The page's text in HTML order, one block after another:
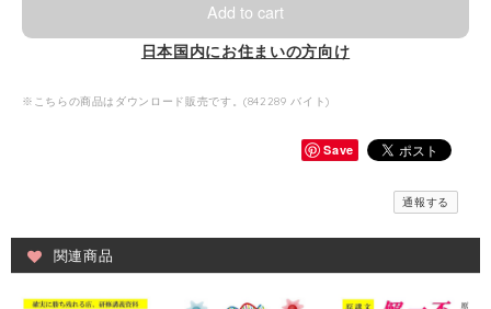
Add to cart
日本国内にお住まいの方向け
※こちらの商品はダウンロード販売です。(842289 バイト)
Save
通報する
関連商品